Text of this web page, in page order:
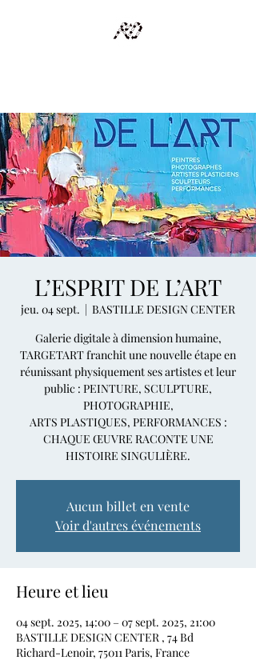
L’ESPRIT DE L’ART
jeu. 04 sept.
  |
BASTILLE DESIGN CENTER
Galerie digitale à dimension humaine,
TARGETART franchit une nouvelle étape en
réunissant physiquement ses artistes et leur
public : PEINTURE, SCULPTURE,
PHOTOGRAPHIE,
ARTS PLASTIQUES, PERFORMANCES :
CHAQUE ŒUVRE RACONTE UNE
HISTOIRE SINGULIÈRE.
Aucun billet en vente
Voir d'autres événements
Heure et lieu
04 sept. 2025, 14:00 – 07 sept. 2025, 21:00
BASTILLE DESIGN CENTER , 74 Bd
Richard-Lenoir, 75011 Paris, France